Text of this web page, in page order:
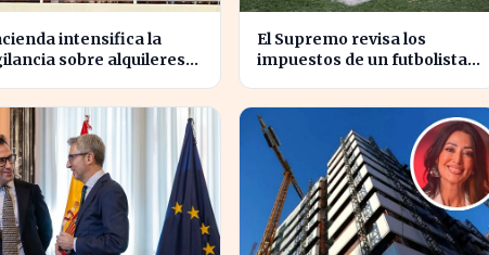
intensifica la
sobre alquileres
El Supremo revisa los
impuestos de un futbolista